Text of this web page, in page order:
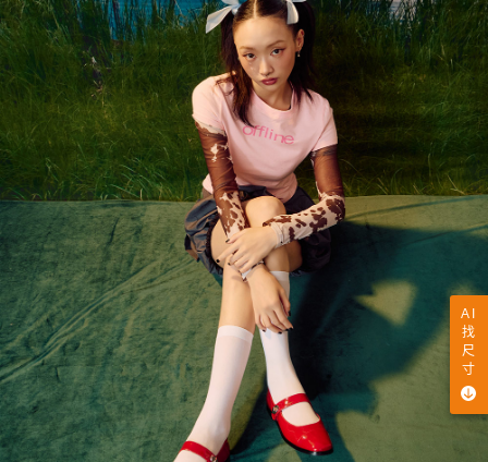
AI
找
尺
寸